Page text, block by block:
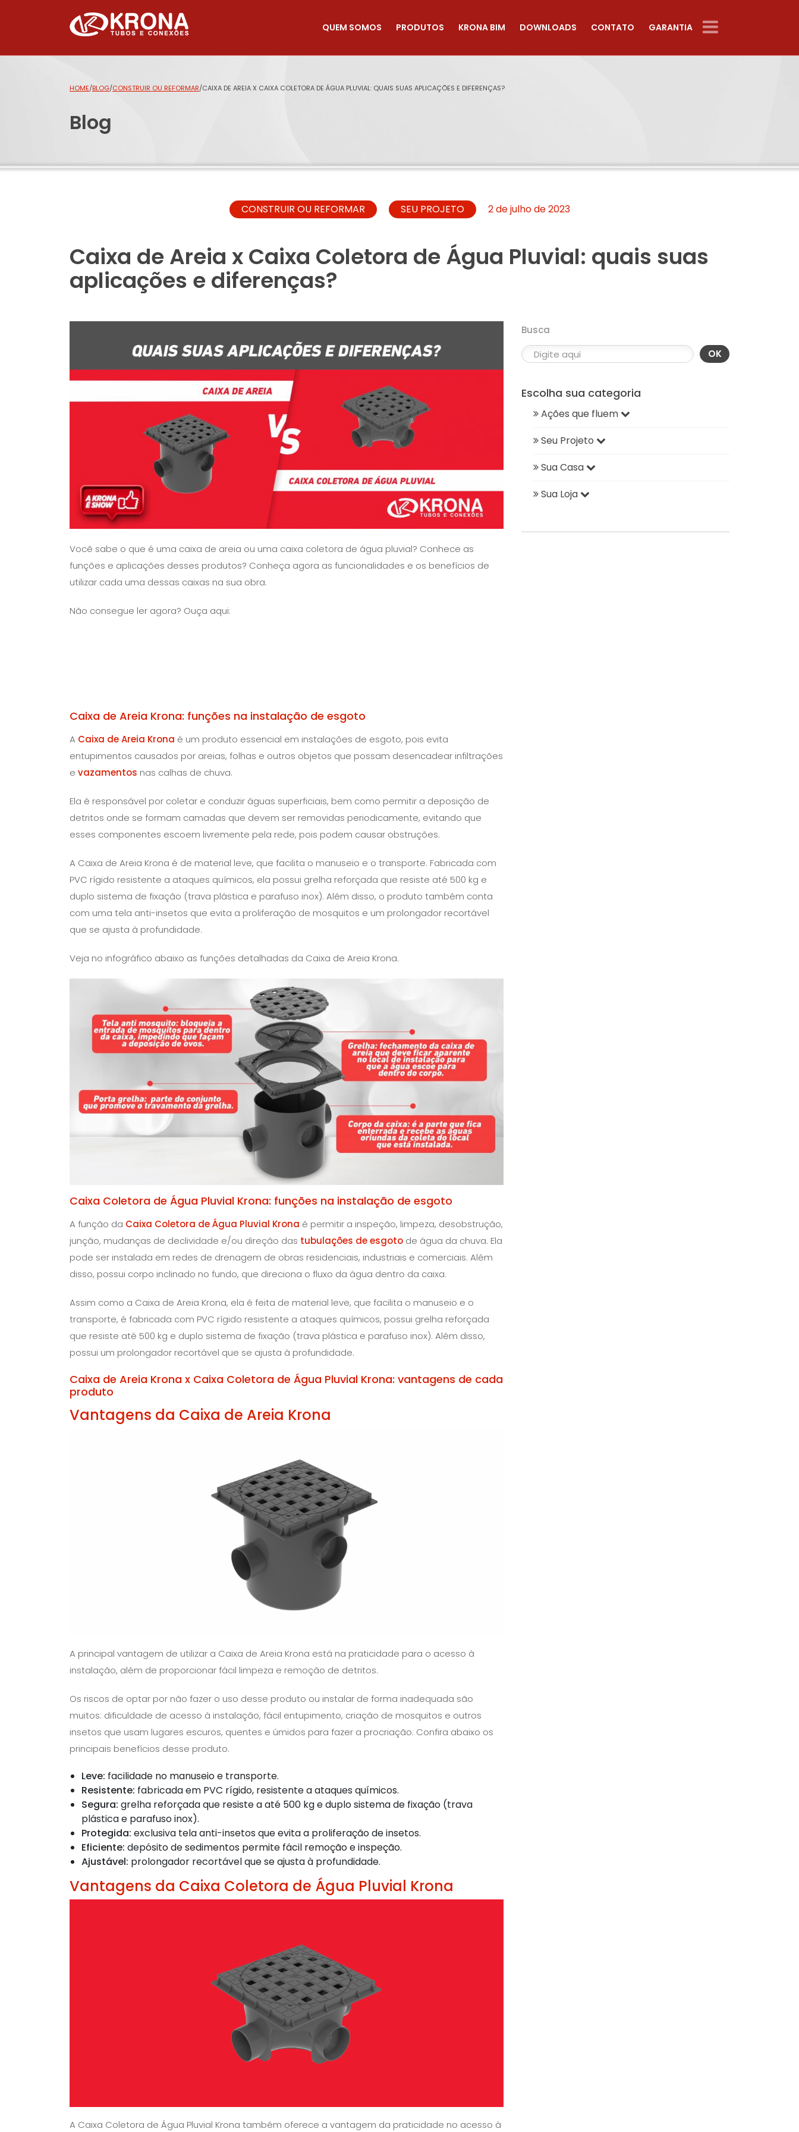
QUEM SOMOS PRODUTOS KRONA BIM DOWNLOADS CONTATO GARANTIA
HOME/BLOG/CONSTRUIR OU REFORMAR/CAIXA DE AREIA X CAIXA COLETORA DE ÁGUA PLUVIAL: QUAIS SUAS APLICAÇÕES E DIFERENÇAS?
Blog
CONSTRUIR OU REFORMAR SEU PROJETO 2 de julho de 2023
Caixa de Areia x Caixa Coletora de Água Pluvial: quais suas
aplicações e diferenças?
Você sabe o que é uma caixa de areia ou uma caixa coletora de água pluvial? Conhece as
funções e aplicações desses produtos? Conheça agora as funcionalidades e os benefícios de
utilizar cada uma dessas caixas na sua obra.
Não consegue ler agora? Ouça aqui:
Caixa de Areia Krona: funções na instalação de esgoto
A Caixa de Areia Krona é um produto essencial em instalações de esgoto, pois evita
entupimentos causados por areias, folhas e outros objetos que possam desencadear infiltrações
e vazamentos nas calhas de chuva.
Ela é responsável por coletar e conduzir águas superficiais, bem como permitir a deposição de
detritos onde se formam camadas que devem ser removidas periodicamente, evitando que
esses componentes escoem livremente pela rede, pois podem causar obstruções.
A Caixa de Areia Krona é de material leve, que facilita o manuseio e o transporte. Fabricada com
PVC rígido resistente a ataques químicos, ela possui grelha reforçada que resiste até 500 kg e
duplo sistema de fixação (trava plástica e parafuso inox). Além disso, o produto também conta
com uma tela anti-insetos que evita a proliferação de mosquitos e um prolongador recortável
que se ajusta à profundidade.
Veja no infográfico abaixo as funções detalhadas da Caixa de Areia Krona.
Caixa Coletora de Água Pluvial Krona: funções na instalação de esgoto
A função da Caixa Coletora de Água Pluvial Krona é permitir a inspeção, limpeza, desobstrução,
junção, mudanças de declividade e/ou direção das tubulações de esgoto de água da chuva. Ela
pode ser instalada em redes de drenagem de obras residenciais, industriais e comerciais. Além
disso, possui corpo inclinado no fundo, que direciona o fluxo da água dentro da caixa.
Assim como a Caixa de Areia Krona, ela é feita de material leve, que facilita o manuseio e o
transporte, é fabricada com PVC rígido resistente a ataques químicos, possui grelha reforçada
que resiste até 500 kg e duplo sistema de fixação (trava plástica e parafuso inox). Além disso,
possui um prolongador recortável que se ajusta à profundidade.
Caixa de Areia Krona x Caixa Coletora de Água Pluvial Krona: vantagens de cada
produto
Vantagens da Caixa de Areia Krona
A principal vantagem de utilizar a Caixa de Areia Krona está na praticidade para o acesso à
instalação, além de proporcionar fácil limpeza e remoção de detritos.
Os riscos de optar por não fazer o uso desse produto ou instalar de forma inadequada são
muitos: dificuldade de acesso à instalação, fácil entupimento, criação de mosquitos e outros
insetos que usam lugares escuros, quentes e úmidos para fazer a procriação. Confira abaixo os
principais benefícios desse produto.
Leve: facilidade no manuseio e transporte.
Resistente: fabricada em PVC rígido, resistente a ataques químicos.
Segura: grelha reforçada que resiste a até 500 kg e duplo sistema de fixação (trava
plástica e parafuso inox).
Protegida: exclusiva tela anti-insetos que evita a proliferação de insetos.
Eficiente: depósito de sedimentos permite fácil remoção e inspeção.
Ajustável: prolongador recortável que se ajusta à profundidade.
Vantagens da Caixa Coletora de Água Pluvial Krona
A Caixa Coletora de Água Pluvial Krona também oferece a vantagem da praticidade no acesso à
Busca
OK
Escolha sua categoria
Ações que fluem
Seu Projeto
Sua Casa
Sua Loja